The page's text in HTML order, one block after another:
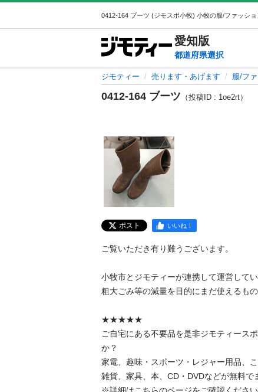
愛知版
都道府県選択
ジモティー 売ります・あげます 服/フ
0412-164 ブーツ （投稿ID : 1oe2rt）
ポスト いいね！
ご覧いただき有り難うございます。
小牧市とジモティーが連携して運営してい
粗⼤ごみ等の減量を⽬的にまだ使えるも
★★★★★
ご自宅にある不要品を是非ジモティース
か？
家電、趣味・スポーツ・レジャー用品、
雑貨、家具、本、CD・DVDなどが無料で